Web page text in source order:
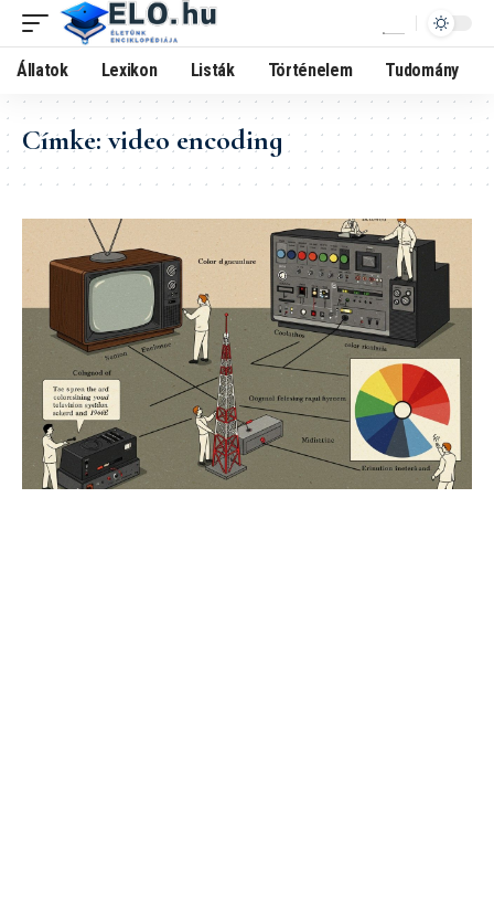
Állatok Lexikon Listák Történelem Tudomány
Címke:video encoding